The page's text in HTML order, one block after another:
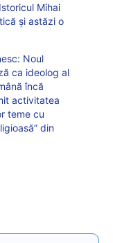
Mihai
și astăzi o
Noul
ca ideolog al
încă
activitatea
teme cu
din